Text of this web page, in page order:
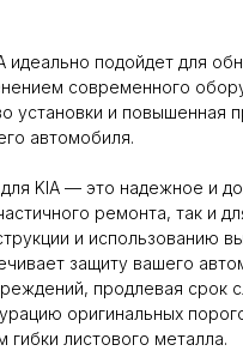
идеально подойдет для
современного
установки и повышенная
автомобиля.
KIA — это надежное и
ремонта, так и
и использованию
защиту вашего
продлевая срок
оригинальных
листового металла.